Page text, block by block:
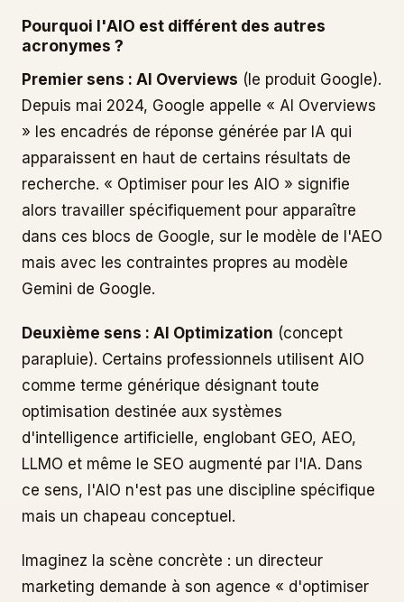
Pourquoi l'AIO est différent des autres
acronymes ?
Premier sens : AI Overviews (le produit Google).
Depuis mai 2024, Google appelle « AI Overviews
» les encadrés de réponse générée par IA qui
apparaissent en haut de certains résultats de
recherche. « Optimiser pour les AIO » signifie
alors travailler spécifiquement pour apparaître
dans ces blocs de Google, sur le modèle de l'AEO
mais avec les contraintes propres au modèle
Gemini de Google.
Deuxième sens : AI Optimization (concept
parapluie). Certains professionnels utilisent AIO
comme terme générique désignant toute
optimisation destinée aux systèmes
d'intelligence artificielle, englobant GEO, AEO,
LLMO et même le SEO augmenté par l'IA. Dans
ce sens, l'AIO n'est pas une discipline spécifique
mais un chapeau conceptuel.
Imaginez la scène concrète : un directeur
marketing demande à son agence « d'optimiser